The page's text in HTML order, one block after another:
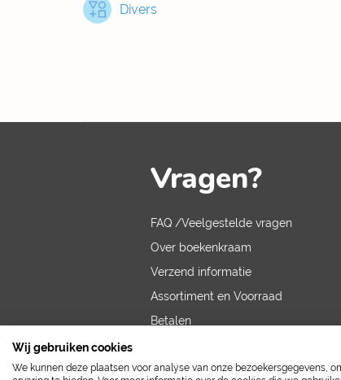
Divers
Vragen?
FAQ /Veelgestelde vragen
Over boekenkraam
Verzend informatie
Assortiment en Voorraad
Betalen
Wij gebruiken cookies
We kunnen deze plaatsen voor analyse van onze bezoekersgegevens,